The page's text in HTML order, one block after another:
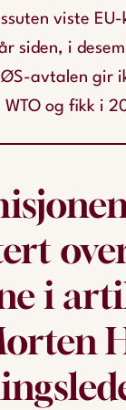
viste EU-
siden, i
avtalen gir
og fikk i
i